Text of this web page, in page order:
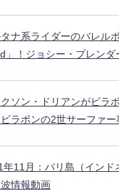
ナ系ライダーのバレル
」！ジョシー・プレンダ
ソン・ドリアンがビラ
ラボンの2世サーファー
年11月：バリ島（インド
情報動画